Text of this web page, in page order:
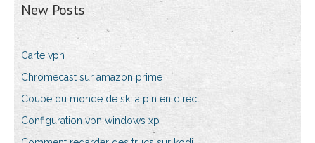
New Posts
Carte vpn
Chromecast sur amazon prime
Coupe du monde de ski alpin en direct
Configuration vpn windows xp